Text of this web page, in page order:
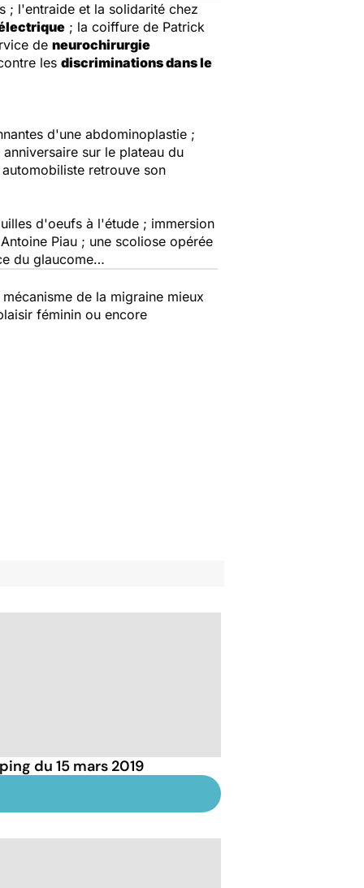
; l'entraide et la solidarité chez
; la coiffure de Patrick
de neurochirurgie
les discriminations dans le
d'une abdominoplastie ;
sur le plateau du
retrouve son
d'oeufs à l'étude ; immersion
Piau ; une scoliose opérée
du glaucome…
de la migraine mieux
féminin ou encore
du 15 mars 2019